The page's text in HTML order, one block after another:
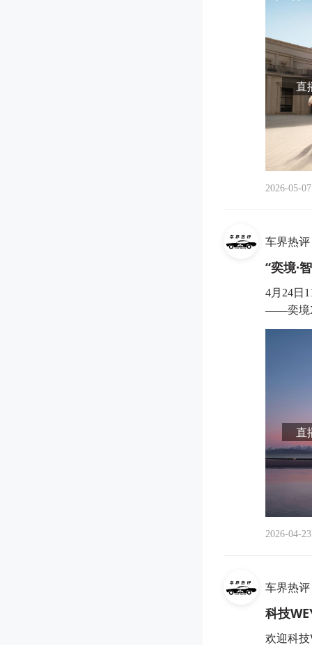
直
2026-05-07
车界热评
“奕境·
4月24日
——奕境
直
2026-04-23
车界热评
科技
欢迎科